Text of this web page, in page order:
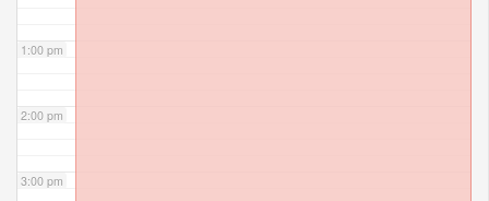
1:00 pm
2:00 pm
3:00 pm